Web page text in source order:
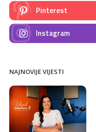
Pinterest
Instagram
NAJNOVIJE VIJESTI